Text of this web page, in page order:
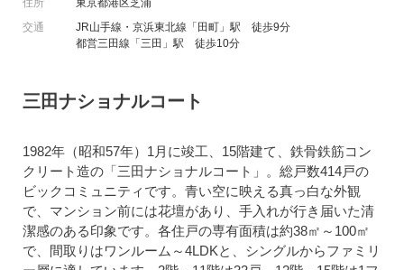
交通
JR山手線・京浜東北線「田町」駅 徒歩9分
都営三田線「三田」駅 徒歩10分
三田ナショナルコート
1982年（昭和57年）1月に竣工、15階建て、鉄骨鉄筋コン
クリート造の「三田ナショナルコート」。総戸数414戸の
ビックコミュニティです。青い空に映える真っ白な外観
で、マンション前には花壇があり、手入れが行き届いた清
潔感のある印象です。各住戸の専有面積は約38㎡～100㎡
で、間取りはワンルーム～4LDKと、シングルからファミリ